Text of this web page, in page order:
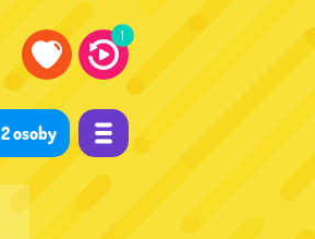
1
2 osoby